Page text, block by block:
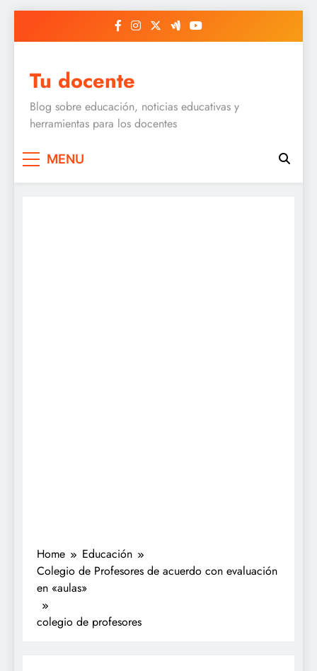
Tu docente
Blog sobre educación, noticias educativas y
herramientas para los docentes
MENU
Home
Educación
Colegio de Profesores de acuerdo con evaluación
en «aulas»
colegio de profesores